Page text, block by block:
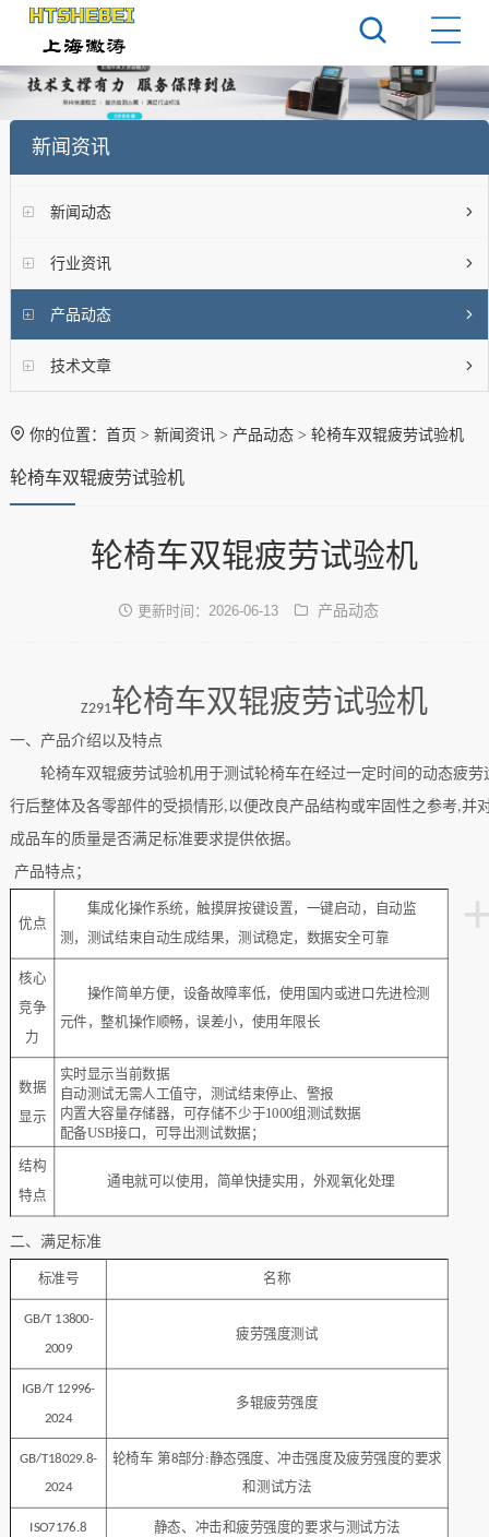
新闻资讯
新闻动态
行业资讯
产品动态
技术文章
你的位置： 首页 > 新闻资讯 > 产品动态 > 轮椅车双辊疲劳试验机
轮椅车双辊疲劳试验机
轮椅车双辊疲劳试验机
更新时间：2026-06-13 产品动态
Z291轮椅车双辊疲劳试验机
‌一、 产品介绍以及特点
轮椅车双辊疲劳试验机用于测试轮椅车在经过一定时间的动态疲劳
行后整体及各零部件的受损情形,以便改良产品结构或牢固性之参考,并
成品车的质量是否满足标准要求提供依据。
产品特点；
优点
集成化操作系统，触摸屏按键设置，一键启动，自动监
测，测试结束自动生成结果，测试稳定，数据安全可靠
核心
竞争
力
操作简单方便，设备故障率低，使用国内或进口先进检测
元件，整机操作顺畅，误差小，使用年限长
数据
显示
实时显示当前数据
自动测试无需人工值守，测试结束停止、警报
内置大容量存储器，可存储不少于1000组测试数据
配备USB接口，可导出测试数据；
结构
特点
通电就可以使用，简单快捷实用，外观氧化处理
二、满足标准
标准号 名称
GB/T 13800-
2009
疲劳强度测试
IGB/T 12996-
2024
多辊疲劳强度
GB/T18029.8-
2024
轮椅车 第8部分:静态强度、冲击强度及疲劳强度的要求
和测试方法
ISO7176.8 静态、冲击和疲劳强度的要求与测试方法